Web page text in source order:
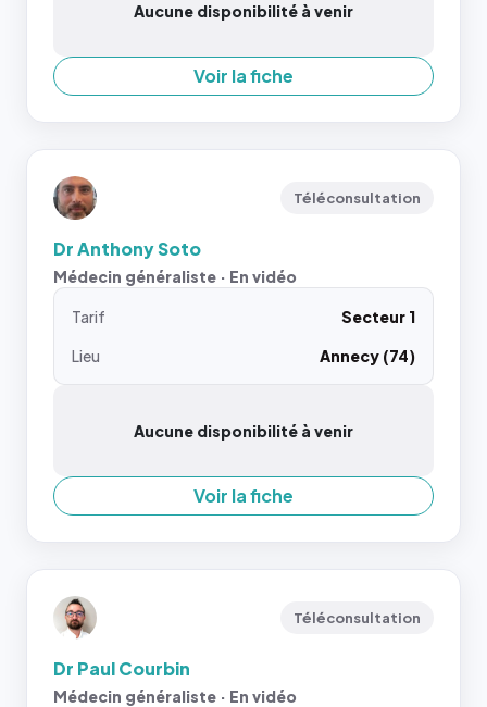
Aucune disponibilité à venir
Voir la fiche
Téléconsultation
Dr Anthony Soto
Médecin généraliste · En vidéo
Tarif
Secteur 1
Lieu
Annecy (74)
Aucune disponibilité à venir
Voir la fiche
Téléconsultation
Dr Paul Courbin
Médecin généraliste · En vidéo